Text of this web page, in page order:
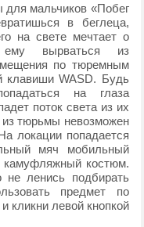
для мальчиков «Побег
в беглеца,
на свете мечтает о
вырваться из
по тюремным
клавиши WASD. Будь
на глаза
поток света из их
из тюрьмы невозможен
локации попадается
мяч мобильный
камуфляжный костюм.
не ленись подбирать
предмет по
кликни левой кнопкой